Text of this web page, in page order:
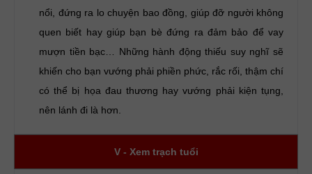
nổi, đứng ra lo chuyện bao đồng, giúp đỡ người không
quen biết hay giúp bạn bè đứng ra đảm bảo để vay
mượn tiền bạc… Những hành động thiếu suy nghĩ sẽ
khiến cho bạn vướng phải phiền phức, rắc rối, thậm chí
có thể bị họa đau thương hay vướng phải kiện tụng,
nên lánh đi là hơn.
V - Xem trạch tuổi